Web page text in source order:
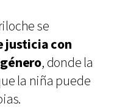
se
justicia con
, donde la
la niña puede